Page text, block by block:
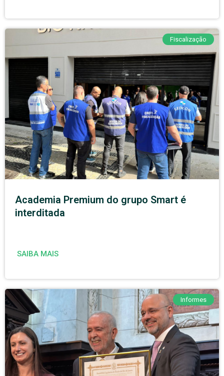
Fiscalização
Academia Premium do grupo Smart é
interditada
SAIBA MAIS
Informes